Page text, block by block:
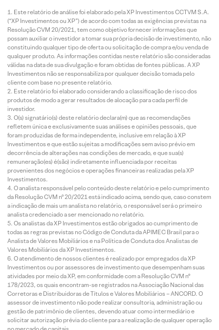
Este relatório de análise foi elaborado pela XP Investimentos CCTVM S.A.
(“XP Investimentos ou XP”) de acordo com todas as exigências previstas na
Resolução CVM 20/2021, tem como objetivo fornecer informações que
possam auxiliar o investidor a tomar sua própria decisão de investimento, não
constituindo qualquer tipo de oferta ou solicitação de compra e/ou venda de
qualquer produto. As informações contidas neste relatório são consideradas
válidas na data de sua divulgação e foram obtidas de fontes públicas. A XP
Investimentos não se responsabiliza por qualquer decisão tomada pelo
cliente com base no presente relatório.
Este relatório foi elaborado considerando a classificação de risco dos
produtos de modo a gerar resultados de alocação para cada perfil de
investidor.
O(s) signatário(s) deste relatório declara(m) que as recomendações
refletem única e exclusivamente suas análises e opiniões pessoais, que
foram produzidas de forma independente, inclusive em relação à XP
Investimentos e que estão sujeitas a modificações sem aviso prévio em
decorrência de alterações nas condições de mercado, e que sua(s)
remuneração(es) é(são) indiretamente influenciada por receitas
provenientes dos negócios e operações financeiras realizadas pela XP
Investimentos.
O analista responsável pelo conteúdo deste relatório e pelo cumprimento
da Resolução CVM nº 20/2021 está indicado acima, sendo que, caso constem
a indicação de mais um analista no relatório, o responsável será o primeiro
analista credenciado a ser mencionado no relatório.
Os analistas da XP Investimentos estão obrigados ao cumprimento de
todas as regras previstas no Código de Conduta da APIMEC Brasil para o
Analista de Valores Mobiliários e na Política de Conduta dos Analistas de
Valores Mobiliários da XP Investimentos.
O atendimento de nossos clientes é realizado por empregados da XP
Investimentos ou por assessores de investimento que desempenham suas
atividades por meio da XP, em conformidade com a Resolução CVM nº
178/2023, os quais encontram-se registrados na Associação Nacional das
Corretoras e Distribuidoras de Títulos e Valores Mobiliários – ANCORD. O
assessor de investimento não pode realizar consultoria, administração ou
gestão de patrimônio de clientes, devendo atuar como intermediário e
solicitar autorização prévia do cliente para a realização de qualquer operação